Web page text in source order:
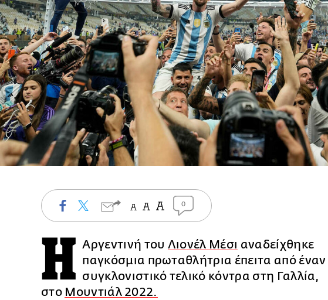
0
Η Αργεντινή του Λιονέλ Μέσι αναδείχθηκε
παγκόσμια πρωταθλήτρια έπειτα από έναν
συγκλονιστικό τελικό κόντρα στη Γαλλία,
στο Μουντιάλ 2022.